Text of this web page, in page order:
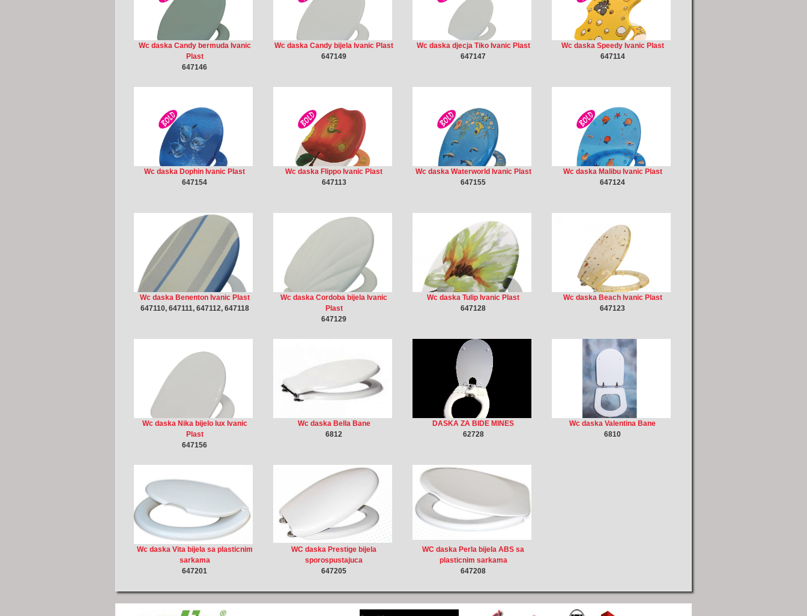
Wc daska Candy bermuda Ivanic
Plast
647146
Wc daska Candy bijela Ivanic Plast
647149
Wc daska djecja Tiko Ivanic Plast
647147
Wc daska Speedy Ivanic Plast
647114
Wc daska Dophin Ivanic Plast
647154
Wc daska Flippo Ivanic Plast
647113
Wc daska Waterworld Ivanic Plast
647155
Wc daska Malibu Ivanic Plast
647124
Wc daska Benenton Ivanic Plast
647110, 647111, 647112, 647118
Wc daska Cordoba bijela Ivanic
Plast
647129
Wc daska Tulip Ivanic Plast
647128
Wc daska Beach Ivanic Plast
647123
Wc daska Nika bijelo lux Ivanic
Plast
647156
Wc daska Bella Bane
6812
DASKA ZA BIDE MINES
62728
Wc daska Valentina Bane
6810
Wc daska Vita bijela sa plasticnim
sarkama
647201
WC daska Prestige bijela
sporospustajuca
647205
WC daska Perla bijela ABS sa
plasticnim sarkama
647208